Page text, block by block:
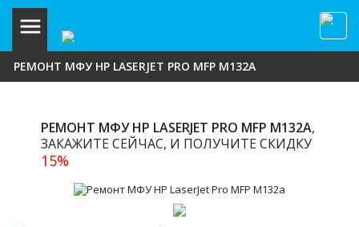
РЕМОНТ МФУ HP LASERJET PRO MFP M132A
РЕМОНТ МФУ HP LASERJET PRO MFP M132A,
ЗАКАЖИТЕ СЕЙЧАС, И ПОЛУЧИТЕ СКИДКУ
15%